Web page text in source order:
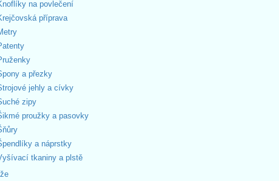
na povlečení
příprava
a přezky
jehly a cívky
zipy
proužky a pasovky
a náprstky
tkaniny a plstě